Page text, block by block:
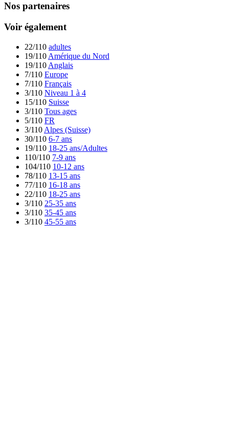
Nos partenaires
Voir également
22/110 adultes
19/110 Amérique du Nord
19/110 Anglais
7/110 Europe
7/110 Français
3/110 Niveau 1 à 4
15/110 Suisse
3/110 Tous ages
5/110 FR
3/110 Alpes (Suisse)
30/110 6-7 ans
19/110 18-25 ans/Adultes
110/110 7-9 ans
104/110 10-12 ans
78/110 13-15 ans
77/110 16-18 ans
22/110 18-25 ans
3/110 25-35 ans
3/110 35-45 ans
3/110 45-55 ans